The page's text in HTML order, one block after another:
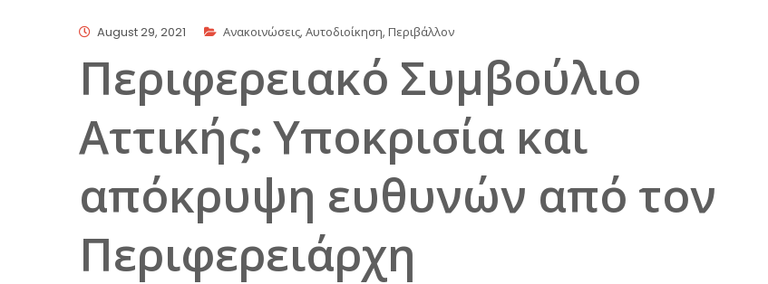
August 29, 2021 Ανακοινώσεις, Αυτοδιοίκηση, Περιβάλλον
Περιφερειακό Συμβούλιο
Αττικής: Υποκρισία και
απόκρυψη ευθυνών από τον
Περιφερειάρχη